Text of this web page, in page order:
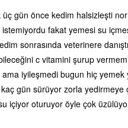
üç gün önce kedim halsizleşti
fakat yemesi su
sonrasında veterinere
c vitamini şurup
iyileşmedi bugun hiç yemek
kaç gün sürüyor zorla yedirmeye
içiyor oturuyor öyle çok